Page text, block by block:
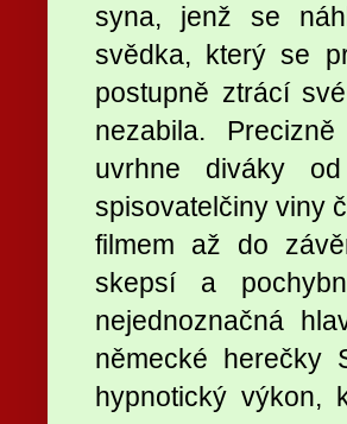
syna, jenž se
svědka, který se
postupně ztrácí
nezabila.
uvrhne diváky
spisovatelčiny viny
filmem až do
skepsí a
nejednoznačná
německé herečky
hypnotický výkon,